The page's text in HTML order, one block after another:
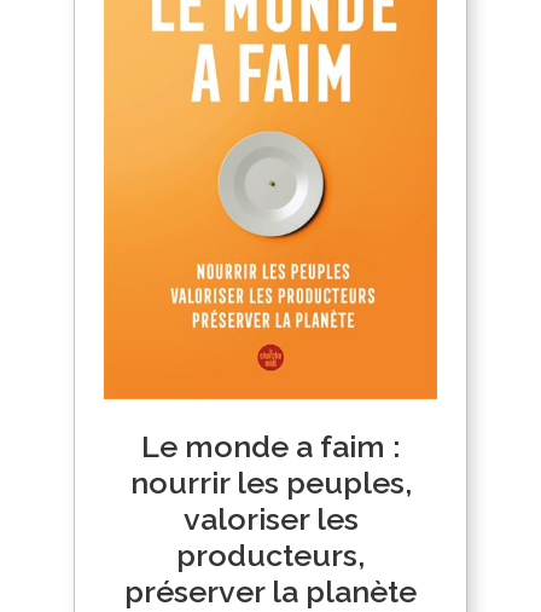
Le monde a faim :
nourrir les peuples,
valoriser les
producteurs,
préserver la planète